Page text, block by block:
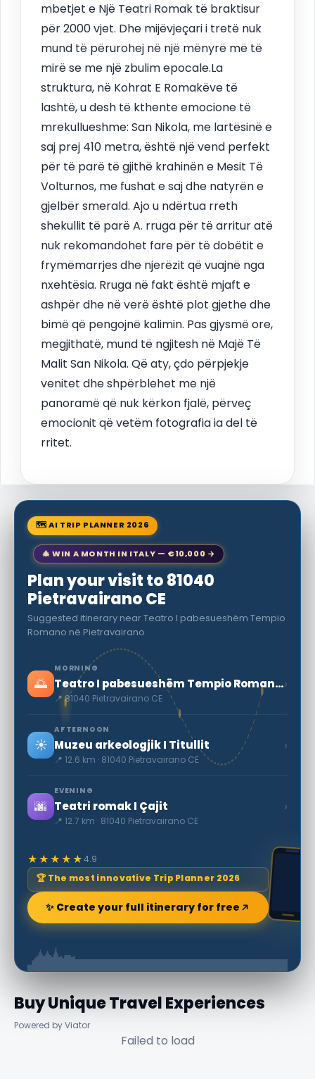
mbetjet e Një Teatri Romak të braktisur
për 2000 vjet. Dhe mijëvjeçari i tretë nuk
mund të përurohej në një mënyrë më të
mirë se me një zbulim epocale.La
struktura, në Kohrat E Romakëve të
lashtë, u desh të kthente emocione të
mrekullueshme: San Nikola, me lartësinë e
saj prej 410 metra, është një vend perfekt
për të parë të gjithë krahinën e Mesit Të
Volturnos, me fushat e saj dhe natyrën e
gjelbër smerald. Ajo u ndërtua rreth
shekullit të parë A. rruga për të arritur atë
nuk rekomandohet fare për të dobëtit e
frymëmarrjes dhe njerëzit që vuajnë nga
nxehtësia. Rruga në fakt është mjaft e
ashpër dhe në verë është plot gjethe dhe
bimë që pengojnë kalimin. Pas gjysmë ore,
megjithatë, mund të ngjitesh në Majë Të
Malit San Nikola. Që aty, çdo përpjekje
venitet dhe shpërblehet me një
panoramë që nuk kërkon fjalë, përveç
emocionit që vetëm fotografia ia del të
rritet.
🗺 AI TRIP PLANNER 2026
🎄 WIN A MONTH IN ITALY — €10,000 →
Plan your visit to 81040
Pietravairano CE
Suggested itinerary near Teatro I pabesueshëm Tempio
Romano në Pietravairano
🌅
MORNING
Teatro I pabesueshëm Tempio Romano në Pietravairano
📍 81040 Pietravairano CE
›
☀️
AFTERNOON
Muzeu arkeologjik I Titullit
📍 12.6 km · 81040 Pietravairano CE
›
🌆
EVENING
Teatri romak I Çajit
📍 12.7 km · 81040 Pietravairano CE
›
★★★★★4.9
🏆 The most innovative Trip Planner 2026
✨ Create your full itinerary for free
Buy Unique Travel Experiences
Powered by Viator
Failed to load